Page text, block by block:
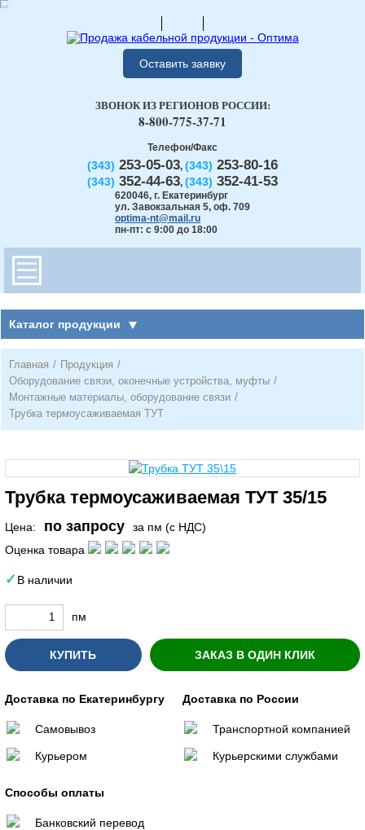
Оставить заявку
Телефон/Факс
(343) 253-05-03, (343) 253-80-16
(343) 352-44-63, (343) 352-41-53
620046, г. Екатеринбург
ул. Завокзальная 5, оф. 709
optima-nt@mail.ru
пн-пт: с 9:00 до 18:00
ЗВОНОК ИЗ РЕГИОНОВ РОССИИ:
8-800-775-37-71
Каталог продукции
Главная / Продукция /
Оборудование связи, оконечные устройства, муфты /
Монтажные материалы, оборудование связи /
Трубка термоусаживаемая ТУТ
Трубка термоусаживаемая ТУТ 35/15
Цена: по запросу
за пм (с НДС)
Оценка товара
В наличии
пм
КУПИТЬ ЗАКАЗ В ОДИН КЛИК
Доставка по Екатеринбургу
Самовывоз
Курьером
Доставка по России
Транспортной компанией
Курьерскими службами
Способы оплаты
Банковский перевод